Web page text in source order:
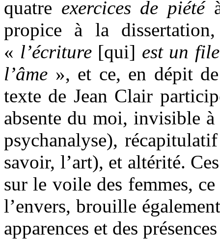
quatre exercices de piété
propice à la
« l’écriture [qui] est un
l’âme », et ce, en dépit
texte de Jean Clair
absente du moi, invisible
psychanalyse),
savoir, l’art), et altérité.
sur le voile des femmes,
l’envers, brouille
apparences et des